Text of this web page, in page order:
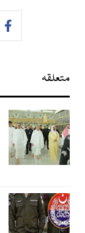
متعلقہ